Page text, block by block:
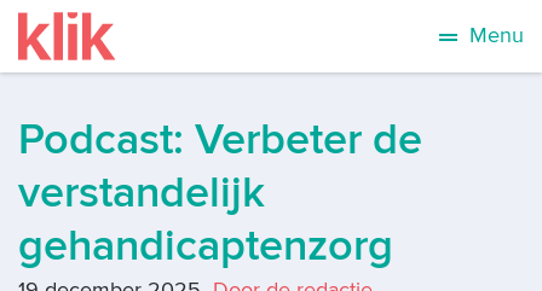
Menu
Podcast: Verbeter de
verstandelijk
gehandicaptenzorg